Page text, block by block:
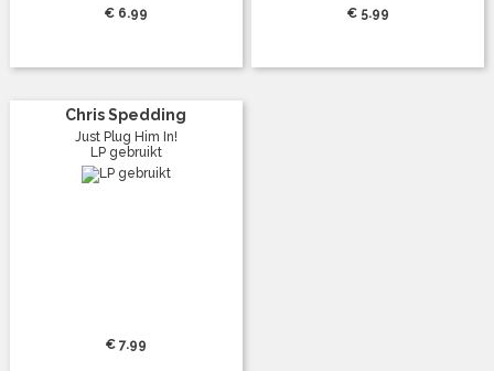
€ 6.99 € 5.99
Chris Spedding
Just Plug Him In!
LP gebruikt
€ 7.99